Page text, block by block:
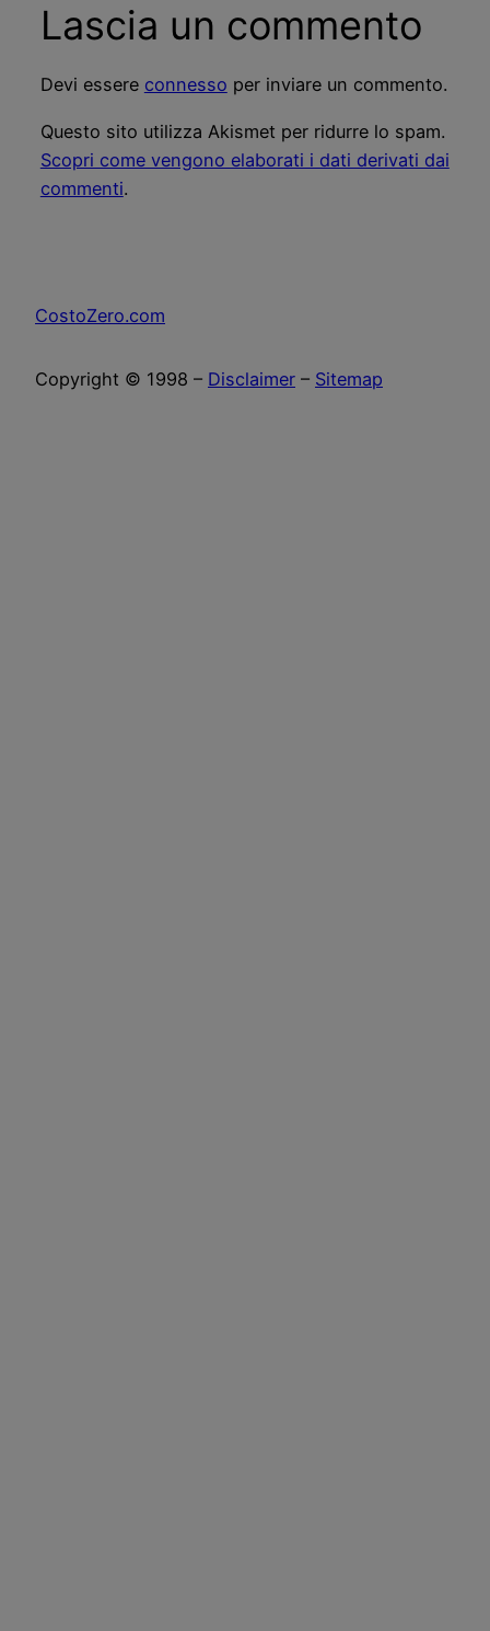
Lascia un commento
Devi essere connesso per inviare un commento.
Questo sito utilizza Akismet per ridurre lo spam.
Scopri come vengono elaborati i dati derivati dai
commenti.
CostoZero.com
Copyright © 1998 – Disclaimer – Sitemap